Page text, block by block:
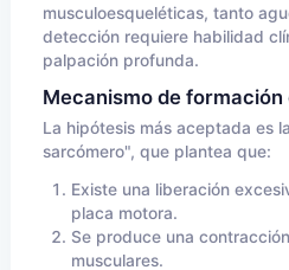
musculoesqueléticas, tanto
detección requiere habilidad
palpación profunda.
Mecanismo de
La hipótesis más aceptada es
sarcómero", que plantea que:
Existe una liberación
placa motora.
Se produce una
musculares.